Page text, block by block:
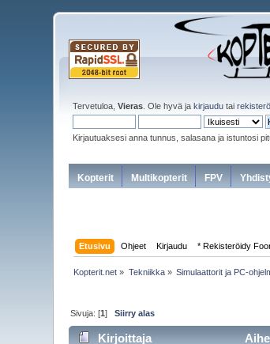
Tervetuloa,Vieras . Ole hyvä jakirjaudu tai
Kirjautuaksesi anna tunnus, salasana ja istuntosi
Kopterit Multikopterit FPV
Etusivu Ohjeet Kirjaudu * Rekisteröidy
Kopterit.net » Tekniikka» Simulaattorit ja PC-
Sivuja: [1]Siirry alas
Kirjoittaja